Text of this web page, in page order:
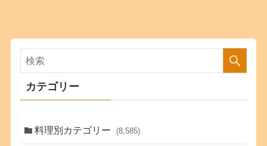
カテゴリー
料理別カテゴリー (8,585)